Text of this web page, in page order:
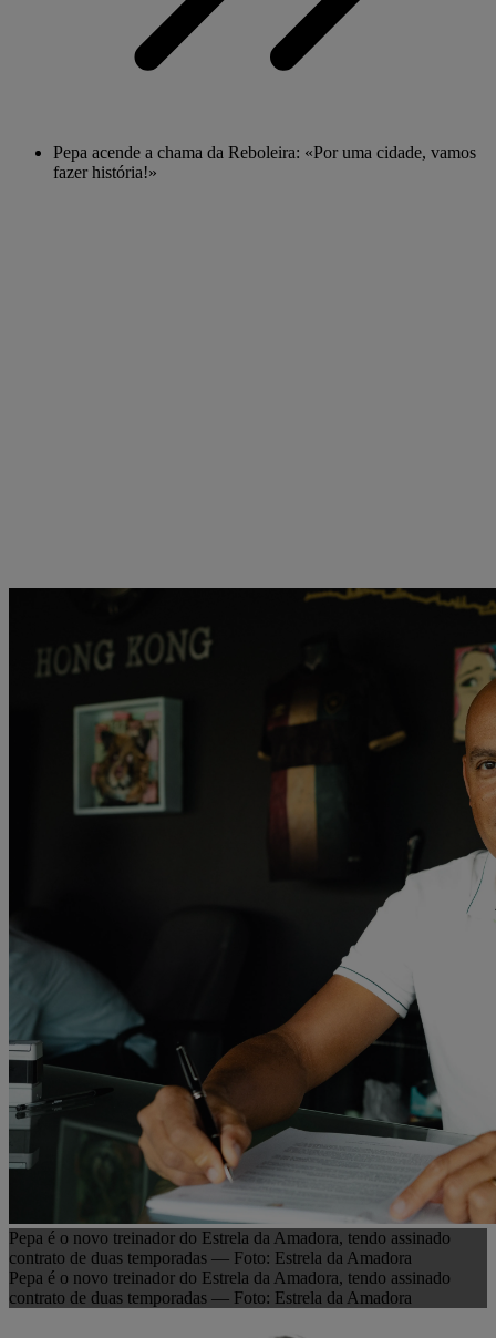
Pepa acende a chama da Reboleira: «Por uma cidade, vamos
fazer história!»
Pepa é o novo treinador do Estrela da Amadora, tendo assinado
contrato de duas temporadas — Foto: Estrela da Amadora
Pepa é o novo treinador do Estrela da Amadora, tendo assinado
contrato de duas temporadas — Foto: Estrela da Amadora